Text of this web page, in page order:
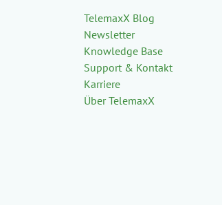
TelemaxX Blog
Newsletter
Knowledge Base
Support & Kontakt
Karriere
Über TelemaxX